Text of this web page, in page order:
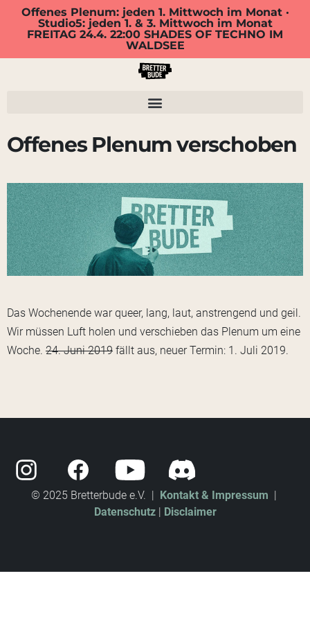
Offenes Plenum: jeden 1. Mittwoch im Monat ·
Studio5: jeden 1. & 3. Mittwoch im Monat
FREITAG 24.4. 22:00 SHADES OF TECHNO IM
WALDSEE
Offenes Plenum verschoben
Das Wochenende war queer, lang, laut, anstrengend und geil.
Wir müssen Luft holen und verschieben das Plenum um eine
Woche. 24. Juni 2019 fällt aus, neuer Termin: 1. Juli 2019.
© 2025 Bretterbude e.V. | Kontakt & Impressum |
Datenschutz| Disclaimer